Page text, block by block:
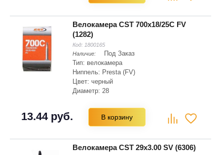
Велокамера CST 700x18/25C FV
(1282)
Код: 1800165
Наличие:
Под Заказ
Тип: велокамера
Ниппель: Presta (FV)
Цвет: черный
Диаметр: 28
Ширина: 25 мм
13.44 руб. В корзину
Велокамера CST 29x3.00 SV (6306)